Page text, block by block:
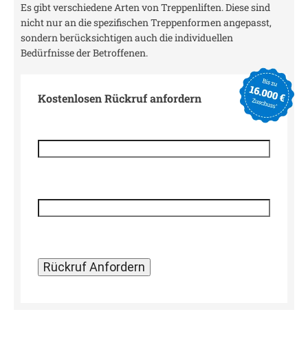
Es gibt verschiedene Arten von Treppenliften. Diese sind
nicht nur an die spezifischen Treppenformen angepasst,
sondern berücksichtigen auch die individuellen
Bedürfnisse der Betroffenen.
Kostenlosen Rückruf anfordern